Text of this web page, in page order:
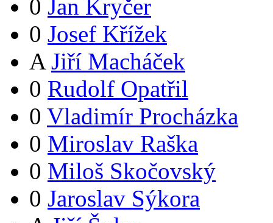
0 Jan Kryčer
0 Josef Křížek
A Jiří Macháček
0 Rudolf Opatřil
0 Vladimír Procházka
0 Miroslav Raška
0 Miloš Skočovský
0 Jaroslav Sýkora